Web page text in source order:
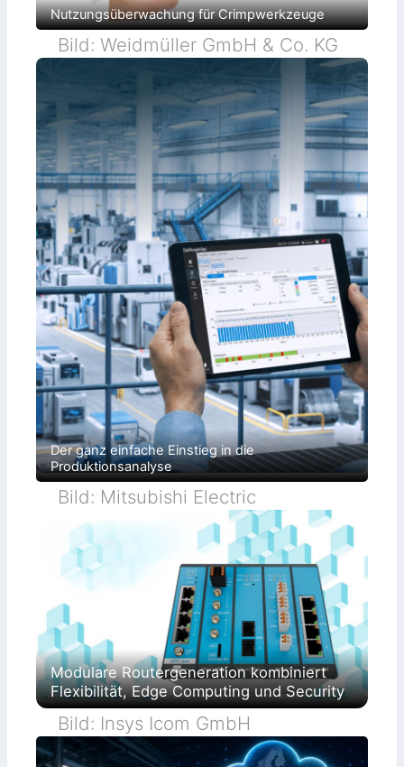
Nutzungsüberwachung für Crimpwerkzeuge
Bild: Weidmüller GmbH & Co. KG
Der ganz einfache Einstieg in die
Produktionsanalyse
Bild: Mitsubishi Electric
Modulare Routergeneration kombiniert
Flexibilität, Edge Computing und Security
Bild: Insys Icom GmbH